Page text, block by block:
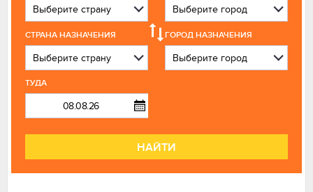
СТРАНА НАЗНАЧЕНИЯ ГОРОД НАЗНАЧЕНИЯ
ТУДА
НАЙТИ